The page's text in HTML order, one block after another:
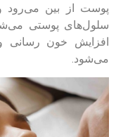
پوست از بین می‌رود و
سلول‌های پوستی
افزایش خون
می‌شود.